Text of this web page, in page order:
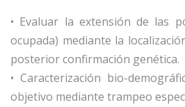
• Evaluar la extensión de las
ocupada) mediante la
posterior confirmación genética.
• Caracterización bio-
objetivo mediante trampeo